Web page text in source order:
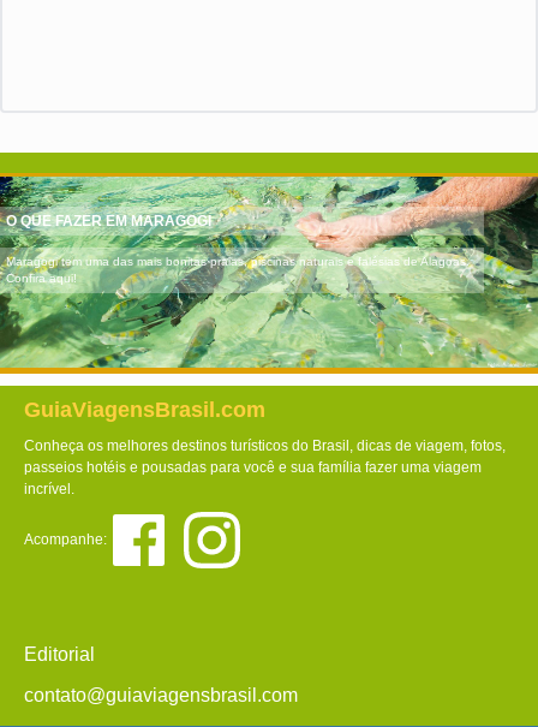
O QUE FAZER EM MARAGOGI
Maragogi tem uma das mais bonitas praias, piscinas naturais e falésias de Alagoas.
Confira aqui!
GuiaViagensBrasil.com
Conheça os melhores destinos turísticos do Brasil, dicas de viagem, fotos,
passeios hotéis e pousadas para você e sua família fazer uma viagem
incrível.
Acompanhe:
Editorial
contato@guiaviagensbrasil.com